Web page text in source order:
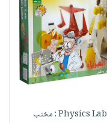
Physics Lab : مختب